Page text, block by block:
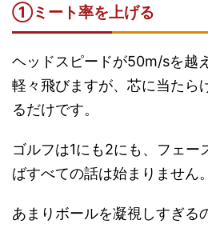
①ミート率を上げる
ヘッドスピードが50m/sを越
軽々飛びますが、芯に当たら
るだけです。
ゴルフは1にも2にも、フェー
ばすべての話は始まりません。
あまりボールを凝視しすぎる